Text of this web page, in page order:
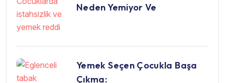
Neden Yemiyor Ve
Yemek Seçen Çocukla Başa
Çıkma: